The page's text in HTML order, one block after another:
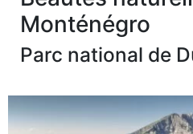
Monténégro
Parc national de